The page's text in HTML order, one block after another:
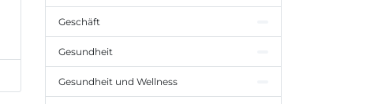
Geschäft
Gesundheit
Gesundheit und Wellness